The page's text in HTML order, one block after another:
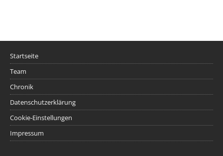
Startseite
Team
Chronik
Datenschutzerklärung
Cookie-Einstellungen
Impressum